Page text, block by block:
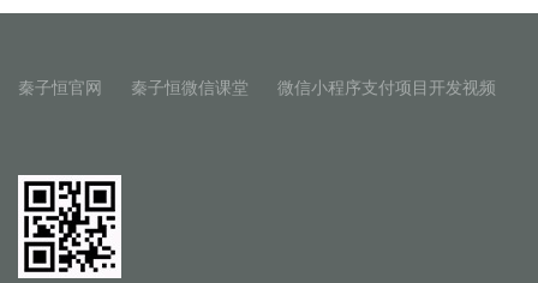
秦子恒官网 秦子恒微信课堂 微信小程序支付项目开发视频